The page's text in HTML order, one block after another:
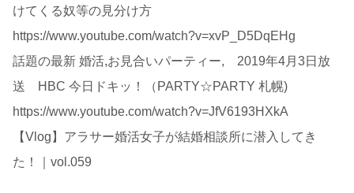
けてくる奴等の見分け方
https://www.youtube.com/watch?v=xvP_D5DqEHg
話題の最新 婚活,お見合いパーティー, 2019年4月3日放
送 HBC 今日ドキッ！（PARTY☆PARTY 札幌)
https://www.youtube.com/watch?v=JfV6193HXkA
【Vlog】アラサー婚活女子が結婚相談所に潜入してき
た！｜vol.059